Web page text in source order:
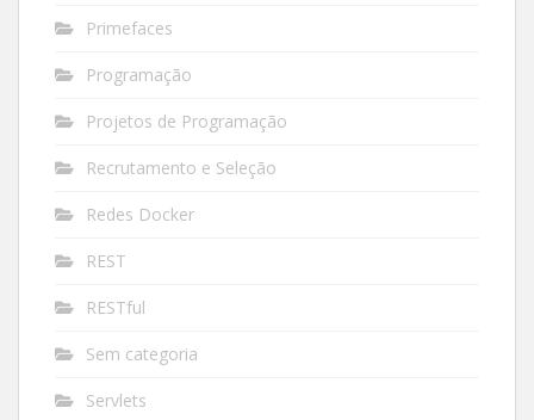
Primefaces
Programação
Projetos de Programação
Recrutamento e Seleção
Redes Docker
REST
RESTful
Sem categoria
Servlets